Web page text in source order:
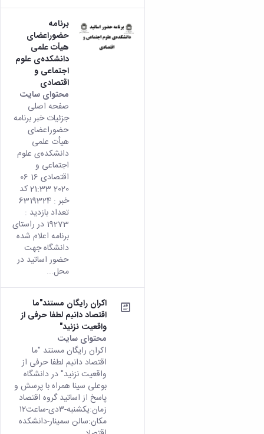
برنامه
حضوراعضای
هیأت علمی
دانشکده‌ی علوم
اجتماعی و
اقتصادی
محتوای سایت
صفحه اصلی
جزئیات خبر برنامه
حضوراعضای
هیأت علمی
دانشکده‌ی علوم
اجتماعی و
اقتصادی 16 06
2020 21:33 کد
خبر : 6319324
تعداد بازدید :
19273 در راستای
برنامه اعلام شده
دانشگاه جهت
حضور اساتید در
محل...
اکران رایگان مستند"ما
اقتصاد دانیم لطفا حرفی از
واقعیت نزنید"
محتوای سایت
اکران رایگان مستند "ما
اقتصاد دانیم لطفا حرفی از
واقعیت نزنید" در دانشگاه
بوعلی سینا همراه با پرسش و
پاسخ از اساتید گروه اقتصاد
زمان:یکشنبه-۳دی-ساعت۱۲
مکان:سالن سمینار-دانشکده